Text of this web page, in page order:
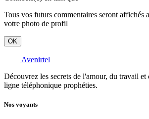
Tous vos futurs commentaires seront affichés
votre photo de profil
OK
Avenirtel
Découvrez les secrets de l'amour, du travail et
ligne téléphonique prophéties.
Nos voyants